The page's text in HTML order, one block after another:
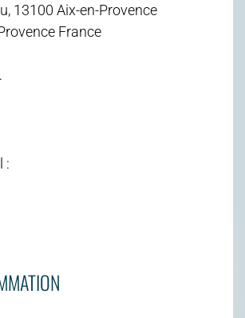
13100 Aix-en-Provence
France
: